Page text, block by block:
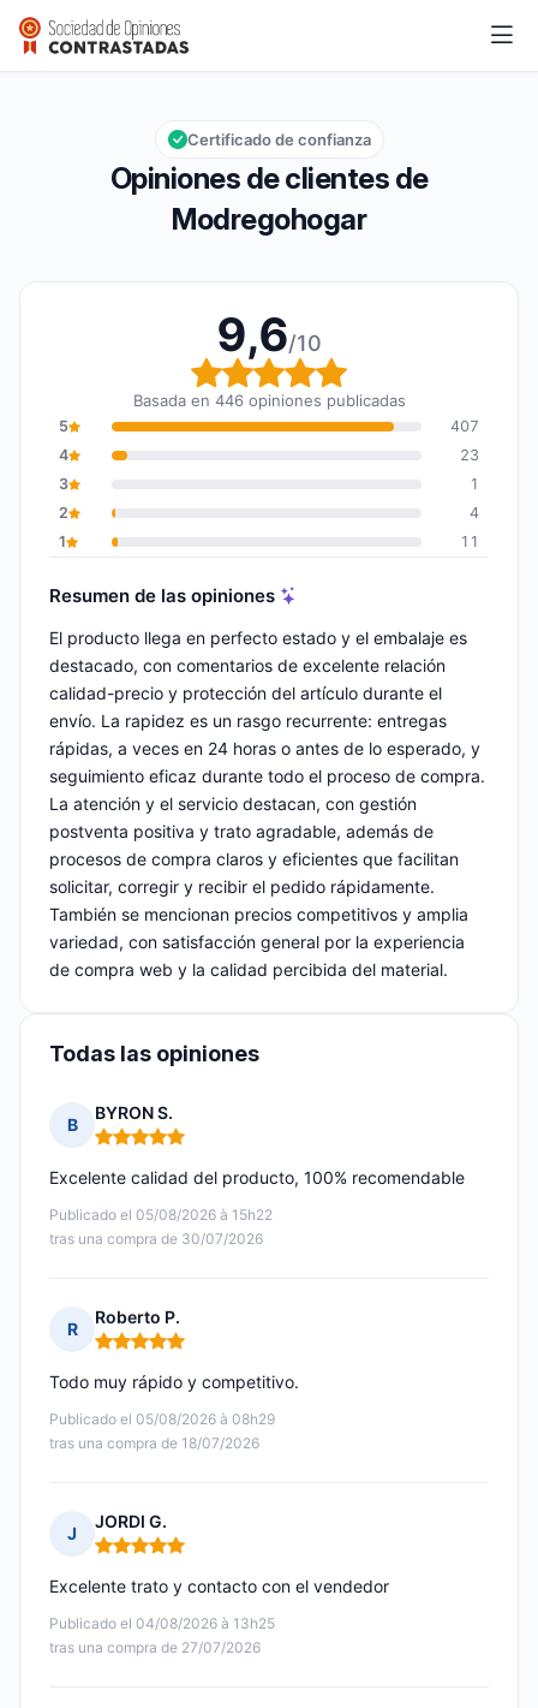
Modregohogar
Calificación global: 9,6 de 10
9,6/10
Opiniones de clientes de
Modregohogar
Certificado de confianza
9,6/10
Calificación global: 9,6
Basada en 446 opiniones publicadas
5
407
4
23
3
1
2
4
1
11
Resumen de las opiniones
El producto llega en perfecto estado y el embalaje es
destacado, con comentarios de excelente relación
calidad-precio y protección del artículo durante el
envío. La rapidez es un rasgo recurrente: entregas
rápidas, a veces en 24 horas o antes de lo esperado, y
seguimiento eficaz durante todo el proceso de compra.
La atención y el servicio destacan, con gestión
postventa positiva y trato agradable, además de
procesos de compra claros y eficientes que facilitan
solicitar, corregir y recibir el pedido rápidamente.
También se mencionan precios competitivos y amplia
variedad, con satisfacción general por la experiencia
de compra web y la calidad percibida del material.
Todas las opiniones
B
BYRON S.
Nota: 5 de 5
Publicado el 05/08/2026 à 15h22
tras una compra de 30/07/2026
Excelente calidad del producto, 100% recomendable
R
Roberto P.
Nota: 5 de 5
Publicado el 05/08/2026 à 08h29
tras una compra de 18/07/2026
Todo muy rápido y competitivo.
J
JORDI G.
Nota: 5 de 5
Publicado el 04/08/2026 à 13h25
tras una compra de 27/07/2026
Excelente trato y contacto con el vendedor